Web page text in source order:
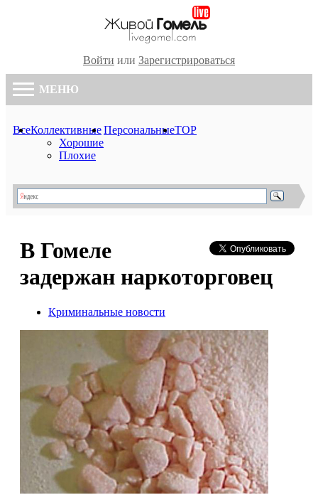
Войти или Зарегистрироваться
МЕНЮ
ВсеКоллективные
Хорошие
Плохие
ПерсональныеTOP
В Гомеле
задержан наркоторговец
Криминальные новости